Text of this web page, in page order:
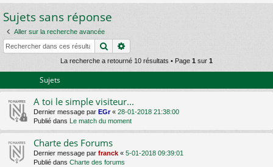
ur
ci
s
m
s
c
h
Sujets sans réponse
Aller sur la recherche avancée
Rechercher
La recherche a retourné 10 résultats • Page 1 sur 1
Sujets
A toi le simple visiteur...
Dernier message par EGr« 28-01-2018 21:38:00
Publié dans Le match du moment
Charte des Forums
Dernier message par franck « 5-01-2018 09:39:01
Publié dans Charte des forums